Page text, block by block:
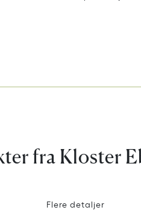
fra Kloster
Flere detaljer